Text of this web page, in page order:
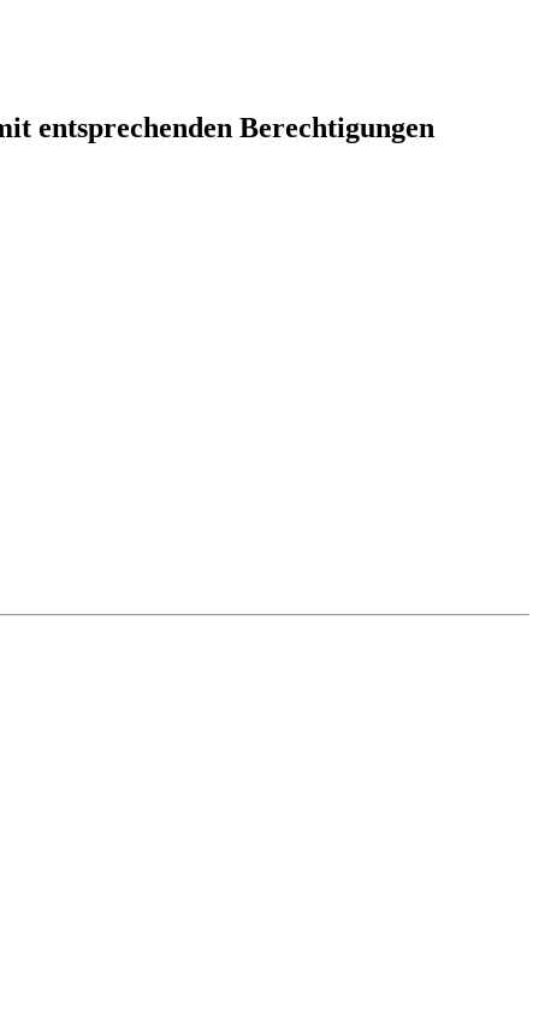
entsprechenden Berechtigungen